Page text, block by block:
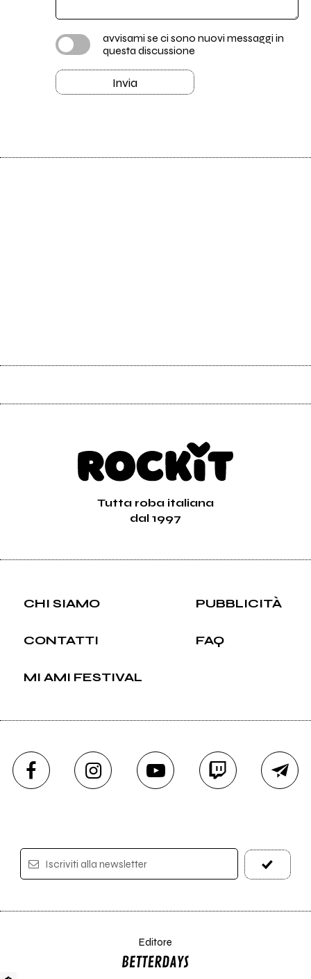
avvisami se ci sono nuovi messaggi in
questa discussione
Invia
Tutta roba italiana
dal 1997
CHI SIAMO PUBBLICITÀ
CONTATTI FAQ
MI AMI FESTIVAL
Iscriviti alla newsletter
Editore